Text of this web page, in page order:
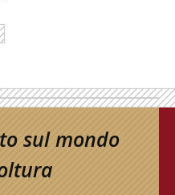
sul mondo